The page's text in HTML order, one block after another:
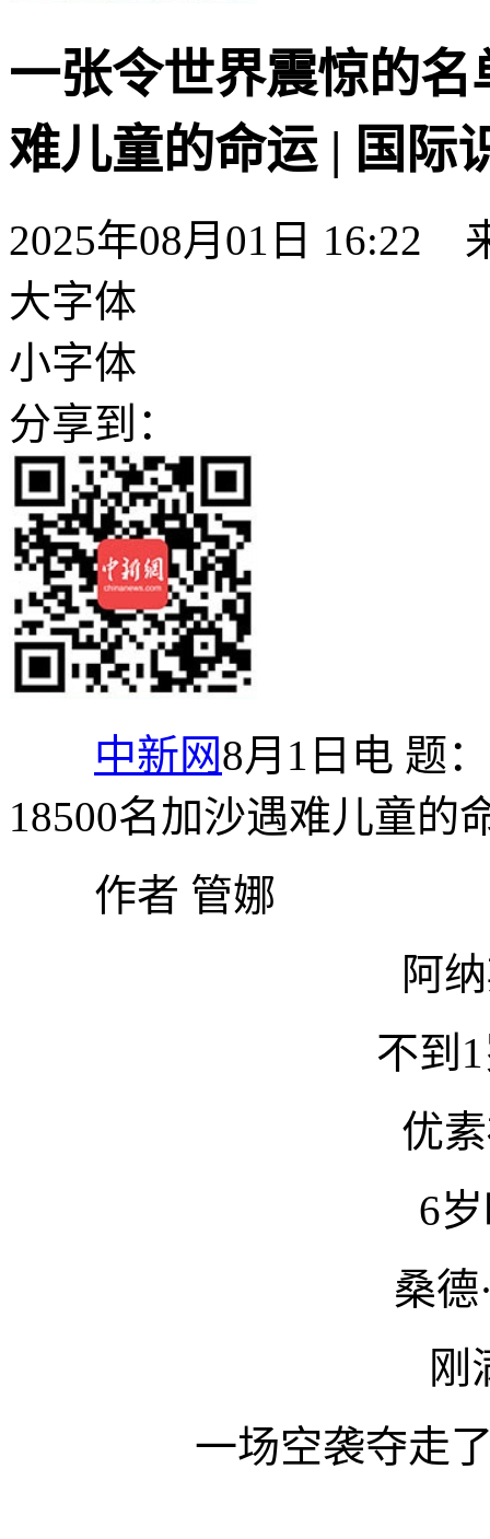
一张令世界震惊的名
难儿童的命运 | 国际
2025年08月01日 16:22
大字体
小字体
分享到：
中新网8月1日电 题
18500名加沙遇难儿童的
作者 管娜
阿
不到
优
6
桑德
刚
一场空袭夺走